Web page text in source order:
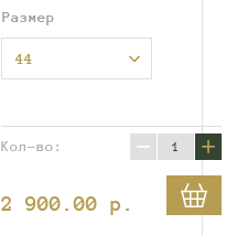
Размер
44
Кол-во: − +
2 900.00 p.